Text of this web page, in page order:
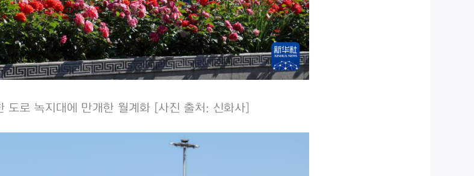
도로 녹지대에 만개한 월계화 [사진 출처: 신화사]